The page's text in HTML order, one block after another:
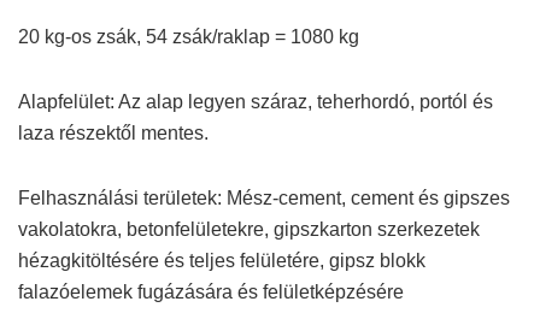
20 kg-os zsák, 54 zsák/raklap = 1080 kg
Alapfelület: Az alap legyen száraz, teherhordó, portól és
laza részektől mentes.
Felhasználási területek: Mész-cement, cement és gipszes
vakolatokra, betonfelületekre, gipszkarton szerkezetek
hézagkitöltésére és teljes felületére, gipsz blokk
falazóelemek fugázására és felületképzésére